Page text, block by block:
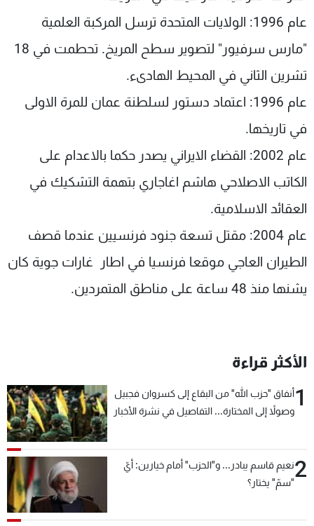
عام 1996: الولايات المتحدة ترسل المركبة العلمية
"مارس سرفيور" لتصوير سطح المريخ. تحطمت في 18
تشرين الثاني في المحيط الهادىء.
عام 1996: اعتماد دستور لسلطنة عمان للمرة الاولى
في تاريخها.
عام 2002: القضاء الايراني يصدر حكما بالاعدام على
الكاتب الاصلاحي هاشم اغاجاري بتهمة التشكيك في
العقائد الاسلامية.
عام 2004: مقتل تسعة جنود فرنسيين عندما قصف
الطيران العاجي موقعا فرنسيا في اطار غارات جوية كان
يشنها منذ 48 ساعة على مناطق المتمردين.
الأكثر قراءة
1أنفاق "حزب الله" من البقاع إلى كسروان فجبيل
وصولاً إلى المختارة... التفاصيل في نشرة الأخبار
2نعيم قاسم يبادر... و"الحزب" أمام خيارين: أيّ
"سمّ" يختار؟